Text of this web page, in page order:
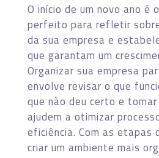
O início de um novo ano é
perfeito para refletir
da sua empresa e
que garantam um
Organizar sua empresa
envolve revisar o que
que não deu certo e
ajudem a otimizar
eficiência. Com as etapas
criar um ambiente mais